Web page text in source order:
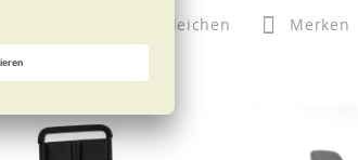
Vergleichen Merken